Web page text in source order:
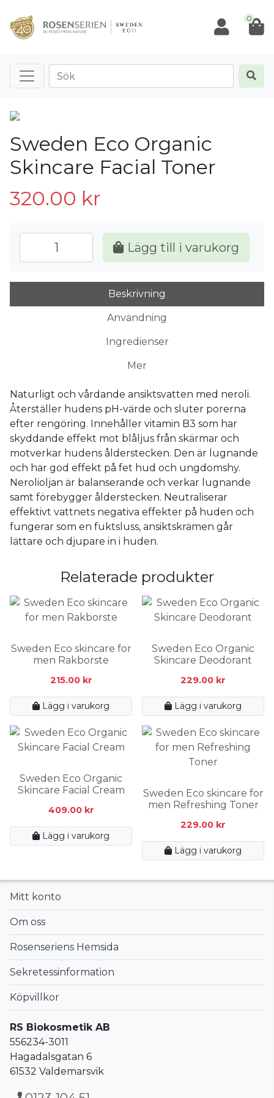
0
Sweden Eco Organic
Skincare Facial Toner
320.00 kr
Lägg till i varukorg
Beskrivning
Användning
Ingredienser
Mer
Naturligt och vårdande ansiktsvatten med neroli.
Återställer hudens pH-värde och sluter porerna
efter rengöring. Innehåller vitamin B3 som har
skyddande effekt mot blåljus från skärmar och
motverkar hudens ålderstecken. Den är lugnande
och har god effekt på fet hud och ungdomshy.
Nerolioljan är balanserande och verkar lugnande
samt förebygger ålderstecken. Neutraliserar
effektivt vattnets negativa effekter på huden och
fungerar som en fuktsluss, ansiktskrämen går
lättare och djupare in i huden.
Relaterade produkter
Sweden Eco skincare for
men Rakborste
215.00 kr
Lägg i varukorg
Sweden Eco Organic
Skincare Deodorant
229.00 kr
Lägg i varukorg
Sweden Eco Organic
Skincare Facial Cream
409.00 kr
Lägg i varukorg
Sweden Eco skincare for
men Refreshing Toner
229.00 kr
Lägg i varukorg
Mitt konto
Om oss
Rosenseriens Hemsida
Sekretessinformation
Köpvillkor
RS Biokosmetik AB
556234-3011
Hagadalsgatan 6
61532 Valdemarsvik